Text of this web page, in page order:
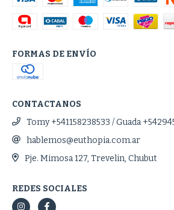
FORMAS DE ENVÍO
CONTACTANOS
Tomy +541158238533 / Guada
hablemos@euthopia.com.ar
Pje. Mimosa 127, Trevelin, Chubut
REDES SOCIALES